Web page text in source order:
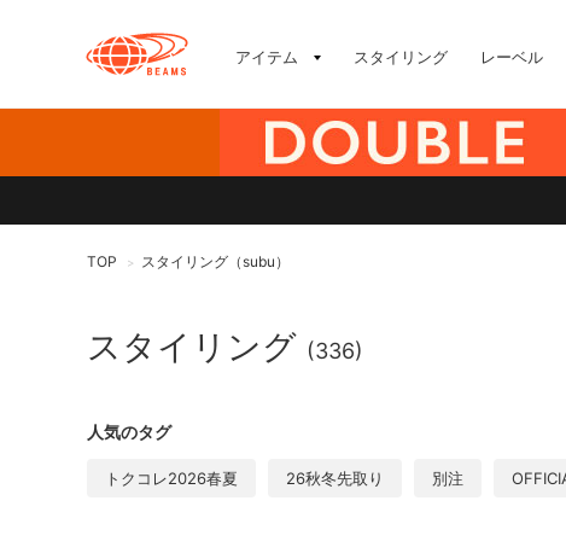
アイテム スタイリング レーベル
TOP > スタイリング（subu）
スタイリング (336)
人気のタグ
トクコレ2026春夏 26秋冬先取り 別注